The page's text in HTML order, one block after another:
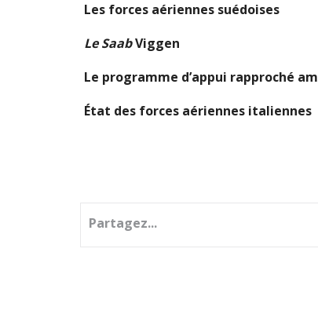
Les forces aériennes suédoises
Le SaabViggen
Le programme d’appui rapproché
État des forces aériennes italiennes
Partagez...